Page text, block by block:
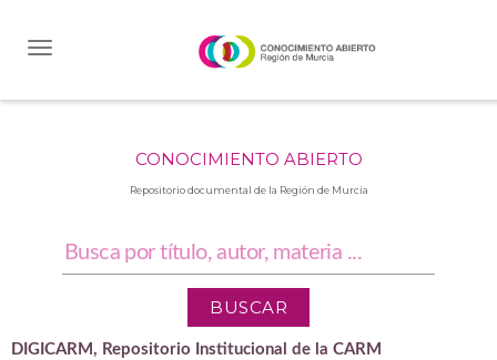
CONOCIMIENTO ABIERTO
Repositorio documental de la Región de Murcia
DIGICARM, Repositorio Institucional de la CARM